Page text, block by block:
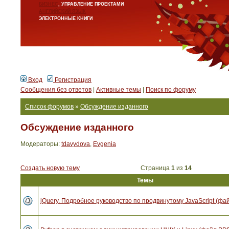
БИЗНЕС, УПРАВЛЕНИЕ ПРОЕКТАМИ
АНГЛИЙСКИЙ ЯЗЫК
ЭЛЕКТРОННЫЕ КНИГИ
Вход
Регистрация
Сообщения без ответов
Активные темы Поиск по форуму
Список форумов » Обсуждение изданного
Обсуждение изданного
Модераторы: tdavydova, Evgenia
Создать новую тему Страница 1 из 14
Темы
jQuery. Подробное руководство по продвинутому JavaScript